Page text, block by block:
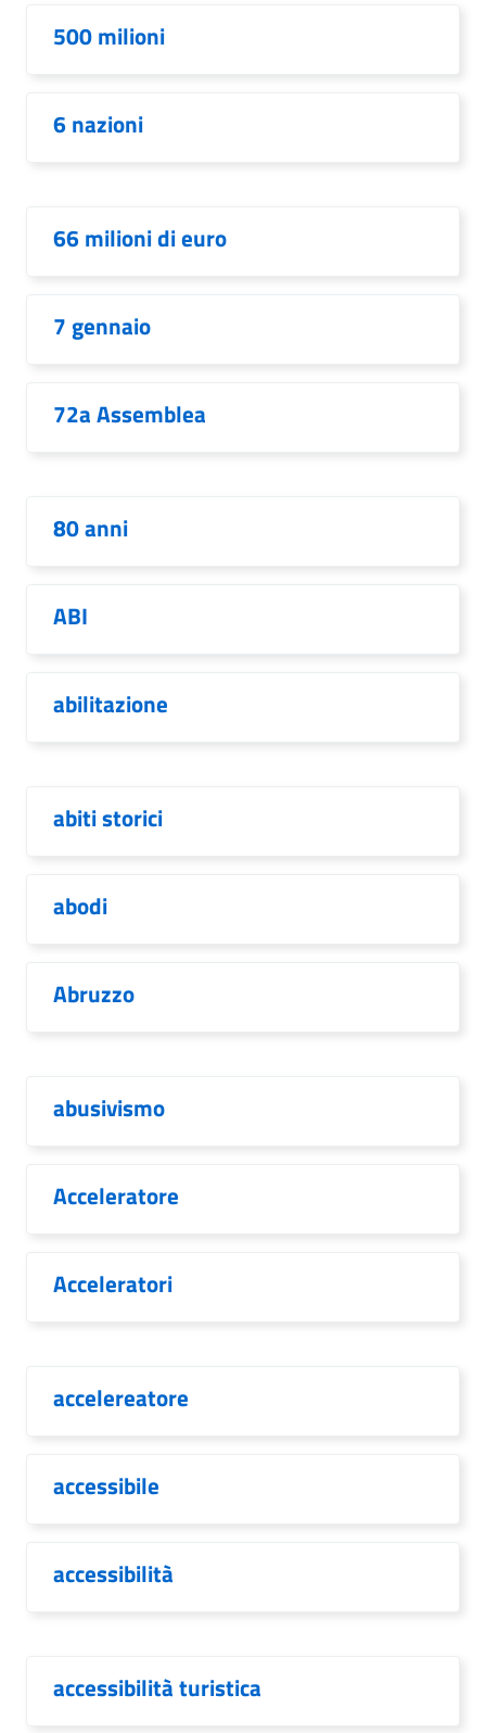
500 milioni
6 nazioni
66 milioni di euro
7 gennaio
72a Assemblea
80 anni
ABI
abilitazione
abiti storici
abodi
Abruzzo
abusivismo
Acceleratore
Acceleratori
accelereatore
accessibile
accessibilità
accessibilità turistica